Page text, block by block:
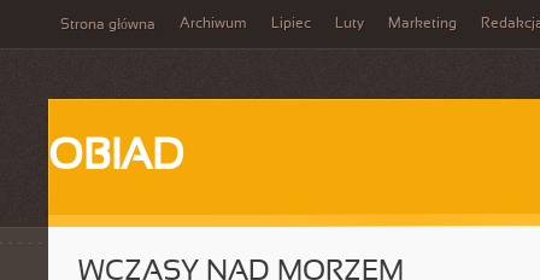
Strona główna Archiwum Lipiec Luty Marketing
OBIAD
WCZASY NAD MORZEM